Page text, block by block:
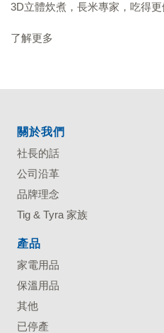
3D立體炊煮，長米專家，吃得更
了解更多
關於我們
社長的話
公司沿革
品牌理念
Tig & Tyra 家族
產品
家電用品
保溫用品
其他
已停產